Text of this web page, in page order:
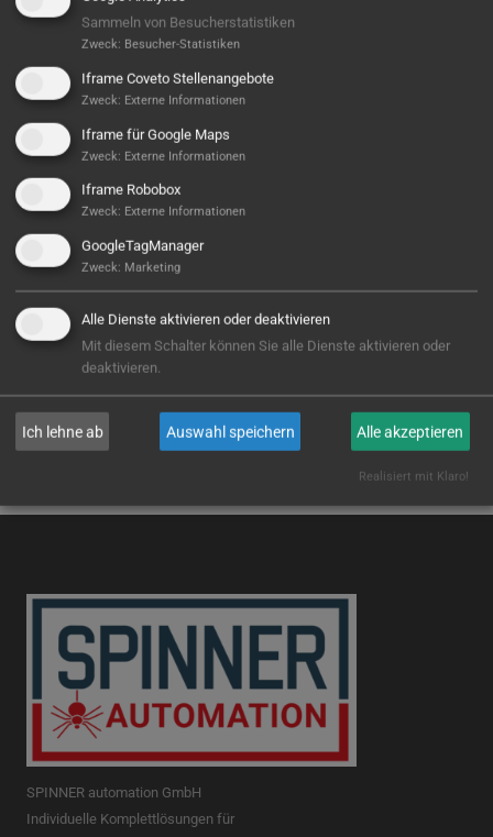
Hier ist noch was frei...
Sieht aus, als wäre hier noch Platz für Großes! Aktuell
ist noch kein Projekt hinterlegt – aber wer weiß,
vielleicht steht hier bald Ihres? Wir sind bereit, wenn
Sie es sind!
E-MAIL
SPINNER automation GmbH
Individuelle Komplettlösungen für
Sammeln von Besucherstatistiken
Zweck: Besucher-Statistiken
Iframe Coveto Stellenangebote
Zweck: Externe Informationen
Iframe für Google Maps
Zweck: Externe Informationen
Iframe Robobox
Zweck: Externe Informationen
GoogleTagManager
Zweck: Marketing
Alle Dienste aktivieren oder deaktivieren
Mit diesem Schalter können Sie alle Dienste aktivieren oder
deaktivieren.
Ich lehne ab Auswahl speichern Alle akzeptieren
Realisiert mit Klaro!